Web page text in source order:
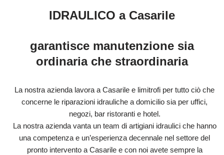
IDRAULICO a Casarile
garantisce manutenzione sia
ordinaria che straordinaria
La nostra azienda lavora a Casarile e limitrofi per tutto ciò che
concerne le riparazioni idrauliche a domicilio sia per uffici,
negozi, bar ristoranti e hotel.
La nostra azienda vanta un team di artigiani idraulici che hanno
una competenza e un’esperienza decennale nel settore del
pronto intervento a Casarile e con noi avete sempre la